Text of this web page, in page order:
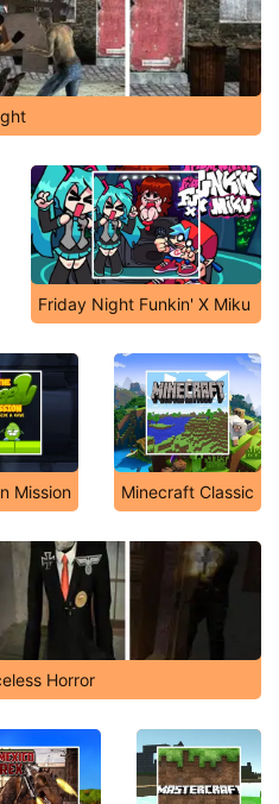
Friday Night Funkin' X Miku
Mission Minecraft Classic
Horror